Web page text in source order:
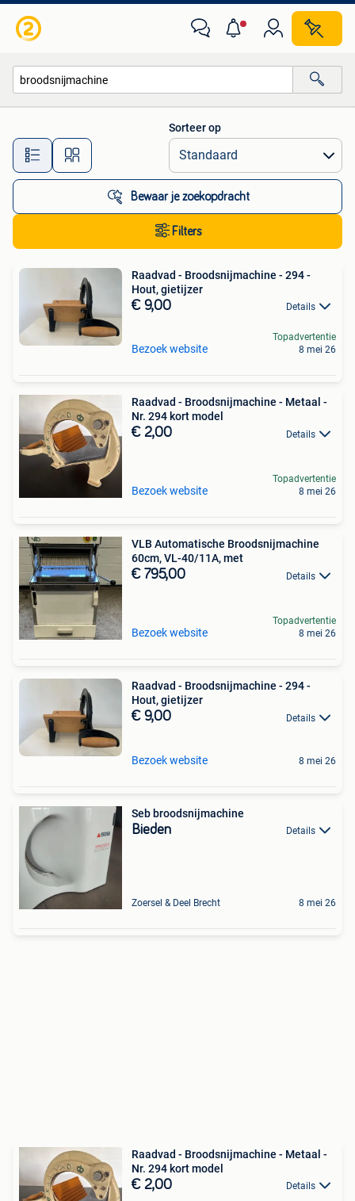
Alle afstanden…
Sorteer op
Bewaar je zoekopdracht
Filters
Raadvad - Broodsnijmachine - 294 -
Hout, gietijzer
€ 9,00 Details
Bezoek website
Topadvertentie
8 mei 26
Raadvad - Broodsnijmachine - Metaal -
Nr. 294 kort model
€ 2,00 Details
Bezoek website
Topadvertentie
8 mei 26
VLB Automatische Broodsnijmachine
60cm, VL-40/11A, met
€ 795,00 Details
Bezoek website
Topadvertentie
8 mei 26
Raadvad - Broodsnijmachine - 294 -
Hout, gietijzer
€ 9,00 Details
Bezoek website 8 mei 26
Seb broodsnijmachine
Bieden Details
Zoersel & Deel Brecht 8 mei 26
Raadvad - Broodsnijmachine - Metaal -
Nr. 294 kort model
€ 2,00 Details